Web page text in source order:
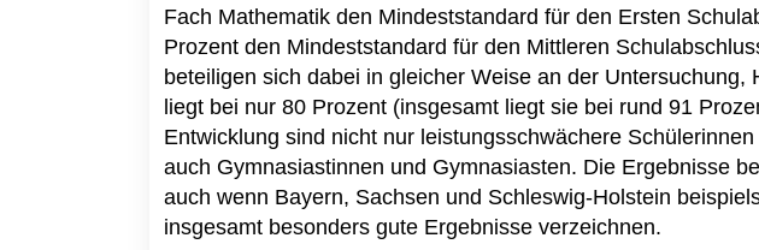
Fach Mathematik den Mindeststandard für den Ersten
Prozent den Mindeststandard für den Mittleren
beteiligen sich dabei in gleicher Weise an der Untersuchung,
liegt bei nur 80 Prozent (insgesamt liegt sie bei rund 91
Entwicklung sind nicht nur leistungsschwächere
auch Gymnasiastinnen und Gymnasiasten. Die Ergebnisse
auch wenn Bayern, Sachsen und Schleswig-Holstein
insgesamt besonders gute Ergebnisse verzeichnen.